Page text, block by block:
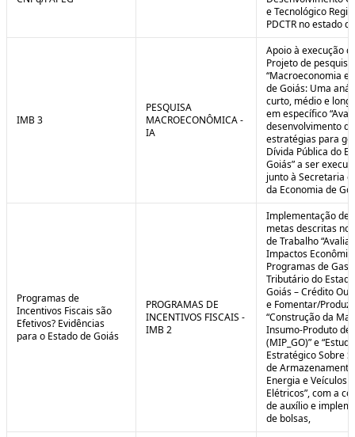
e Tecnológico
PDCTR no estado
IMB 3
PESQUISA
MACROECONÔMICA -
IA
Apoio à execução
Projeto de pesquisa
“Macroeconomia e
de Goiás: Uma
curto, médio e
em específico
desenvolvimento de
estratégias para
Dívida Pública do
Goiás” a ser
junto à Secretaria
da Economia de
Programas de
Incentivos Fiscais são
Efetivos? Evidências
para o Estado de Goiás
PROGRAMAS DE
INCENTIVOS FISCAIS -
IMB 2
Implementação de
metas descritas
de Trabalho
Impactos
Programas de
Tributário do
Goiás – Crédito
e Fomentar/
“Construção da
Insumo-Produto de
(MIP_GO)” e “Estudo
Estratégico Sobre
de
Energia e Veículos
Elétricos”, com a
de auxílio e
de bolsas,